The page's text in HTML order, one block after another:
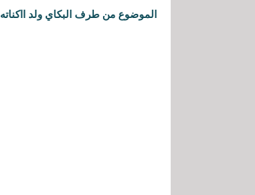
الموضوع من طرف البكاي ولد ااكناته